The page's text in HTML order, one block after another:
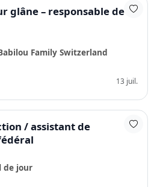
glâne – responsable de
Family Switzerland
13 juil.
/ assistant de
de jour